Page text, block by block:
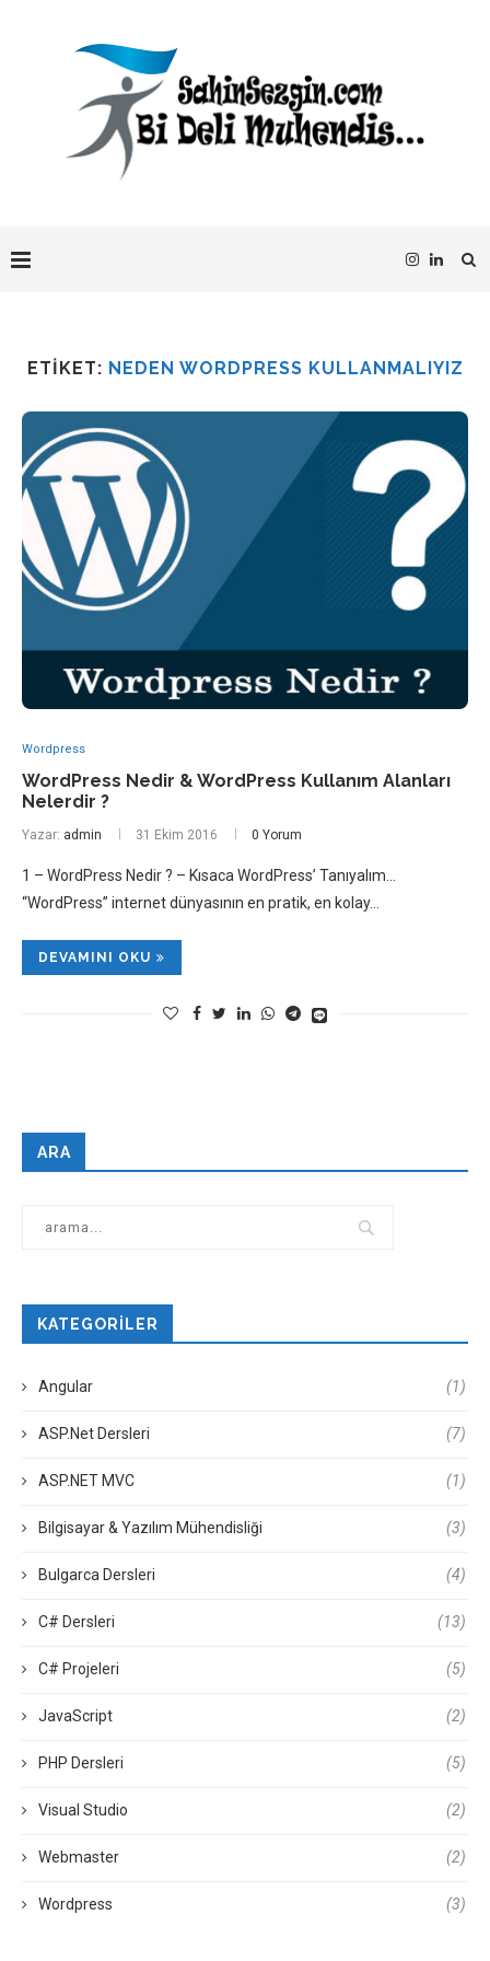
ETIKET: NEDEN WORDPRESS KULLANMALIYIZ
Wordpress
WordPress Nedir & WordPress Kullanım Alanları
Nelerdir ?
Yazar: admin 31 Ekim 2016 0 Yorum
1 – WordPress Nedir ? – Kısaca WordPress’ Tanıyalım…
“WordPress” internet dünyasının en pratik, en kolay…
DEVAMINI OKU
ARA
KATEGORILER
Angular (1)
ASP.Net Dersleri (7)
ASP.NET MVC (1)
Bilgisayar & Yazılım Mühendisliği (3)
Bulgarca Dersleri (4)
C# Dersleri (13)
C# Projeleri (5)
JavaScript (2)
PHP Dersleri (5)
Visual Studio (2)
Webmaster (2)
Wordpress (3)